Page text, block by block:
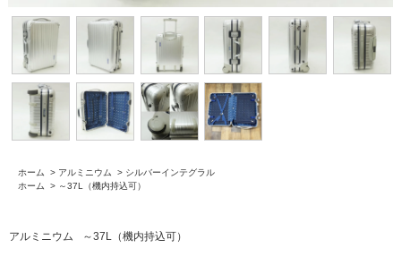
ホーム > アルミニウム > シルバーインテグラル
ホーム
> ～37L（機内持込可）
アルミニウム ～37L（機内持込可）